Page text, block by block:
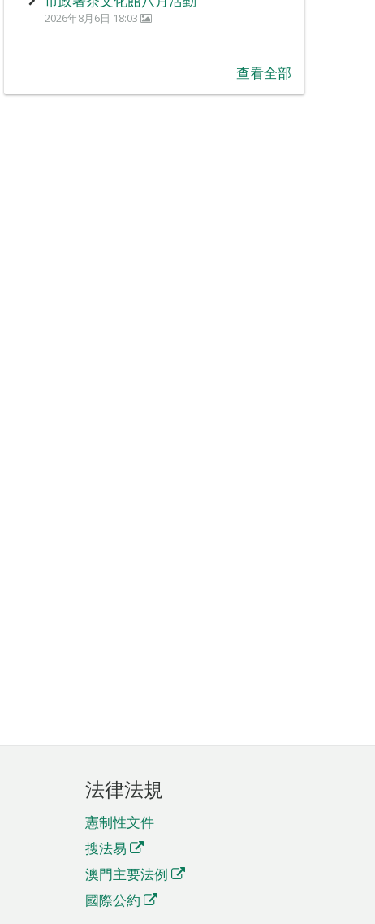
2026年8月6日 18:03
查看全部
法律法規
憲制性文件
搜法易
澳門主要法例
國際公約